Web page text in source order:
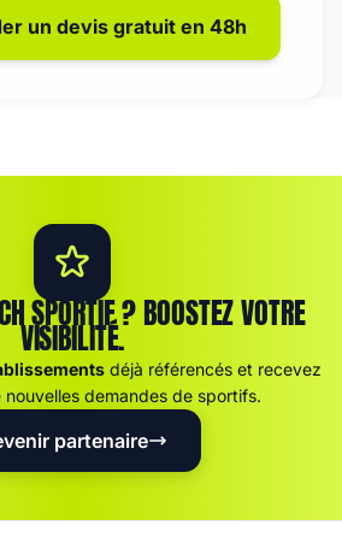
un devis gratuit en 48h
SPORTIF ? BOOSTEZ VOTRE
VISIBILITÉ.
déjà référencés et recevez
demandes de sportifs.
partenaire